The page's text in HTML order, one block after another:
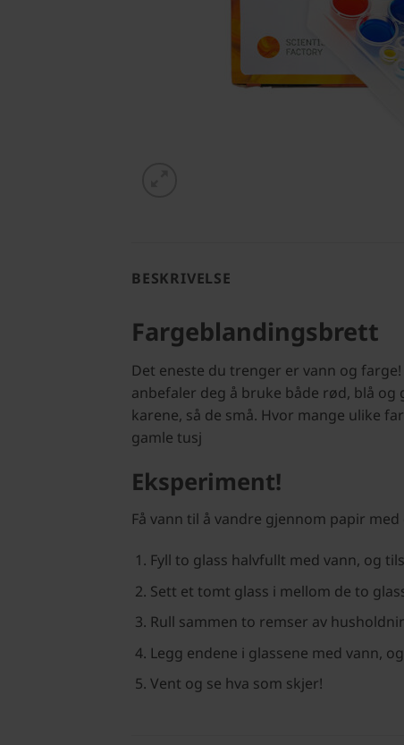
BESKRIVELSE
Fargeblandingsbrett
Det eneste du trenger er vann og
anbefaler deg å bruke både rød, blå
karene, så de små. Hvor mange ulike
gamle tusj
Eksperiment!
Få vann til å vandre gjennom papir
Fyll to glass halvfullt med vann, og
Sett et tomt glass i mellom de to
Rull sammen to remser av
Legg endene i glassene med vann,
Vent og se hva som skjer!